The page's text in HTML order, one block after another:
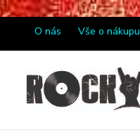
¨
O nás Vše o nákupu